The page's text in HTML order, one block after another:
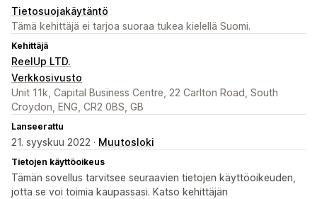
Tietosuojakäytäntö
Tämä kehittäjä ei tarjoa suoraa tukea kielellä Suomi.
Kehittäjä
ReelUp LTD.
Verkkosivusto
Unit 11k, Capital Business Centre, 22 Carlton Road, South
Croydon, ENG, CR2 0BS, GB
Lanseerattu
21. syyskuu 2022 · Muutosloki
Tietojen käyttöoikeus
Tämän sovellus tarvitsee seuraavien tietojen käyttöoikeuden,
jotta se voi toimia kaupassasi. Katso kehittäjän